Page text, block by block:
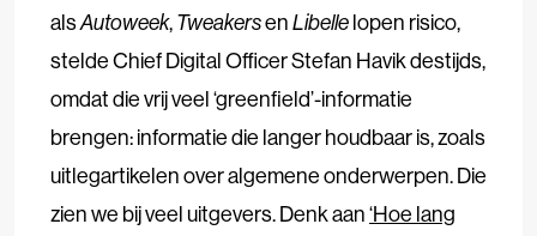
alsAutoweek,TweakersenLibellelopen risico,
stelde Chief Digital Officer Stefan Havik destijds,
omdat die vrij veel ‘greenfield’-informatie
brengen: informatie die langer houdbaar is, zoals
uitlegartikelen over algemene onderwerpen. Die
zien we bij veel uitgevers. Denk aan‘Hoe lang